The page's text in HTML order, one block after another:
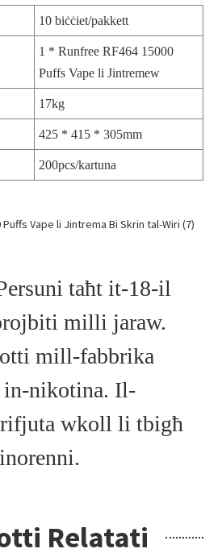
10 biċċiet/pakkett
1 * Runfree RF464 15000
Puffs Vape li Jintremew
17kg
425 * 415 * 305mm
200pcs/kartuna
taħt it-18-il
milli jaraw.
mill-fabbrika
in-nikotina. Il-
wkoll li tbigħ
Relatati